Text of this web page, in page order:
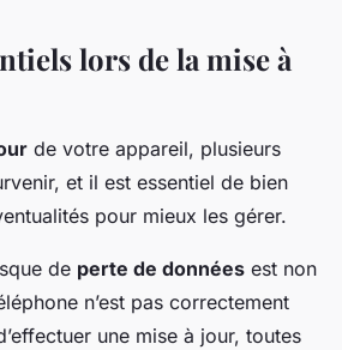
lors de la mise à
de votre appareil, plusieurs
et il est essentiel de bien
pour mieux les gérer.
de perte de données est non
n’est pas correctement
une mise à jour, toutes